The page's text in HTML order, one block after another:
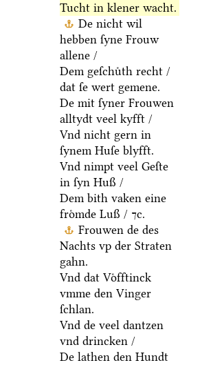
Tucht in klener wacht.
De nicht wil
hebben ſyne Frouw
allene /
Dem geſchuͤth recht /
dat ſe wert gemene.
De mit ſyner Frouwen
alltydt veel kyfft /
Vnd nicht gern in
ſynem Huſe blyfft.
Vnd nimpt veel Geſte
in ſyn Huß /
Dem bith vaken eine
froͤmde Luß / ⁊c.
Frouwen de des
Nachts vp der Straten
gahn.
Vnd dat Voͤfftinck
vmme den Vinger
ſchlan.
Vnd de veel dantzen
vnd drincken /
De lathen den Hundt